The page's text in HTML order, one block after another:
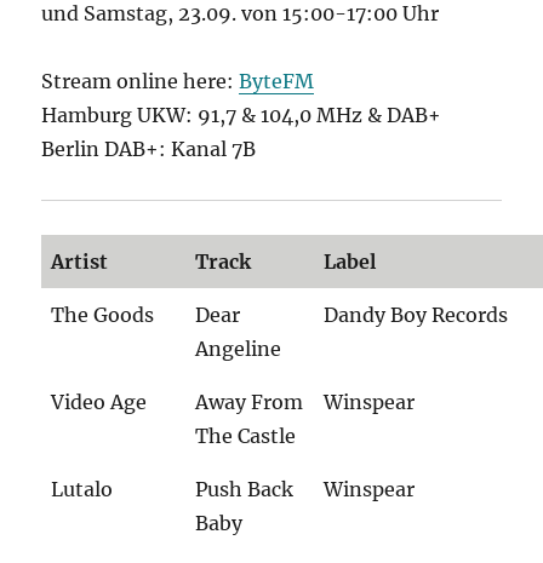
und Samstag, 23.09. von 15:00-17:00 Uhr
Stream online here:ByteFM
Hamburg UKW: 91,7 & 104,0 MHz & DAB+
Berlin DAB+: Kanal 7B
Artist Track Label
The Goods
Dear
Angeline
Dandy Boy Records
Video Age
Away From
The Castle
Winspear
Lutalo
Push Back
Baby
Winspear